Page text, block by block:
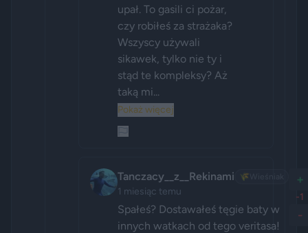
upał. To gasili ci pożar,
czy robiłeś za strażaka?
Wszyscy używali
sikawek, tylko nie ty i
stąd te kompleksy? Aż
taką mi...
Pokaż więcej
Tanczacy__z__Rekinami 🌾
1 miesiąc temu
Spałeś? Dostawałeś tęgie baty w
innych watkach od tego veritasa!
+
-1
-